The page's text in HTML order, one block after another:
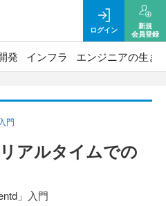
ログイン
新規
会員登録
発 インフラ エンジニアの生き
門
アルタイムでの
」入門